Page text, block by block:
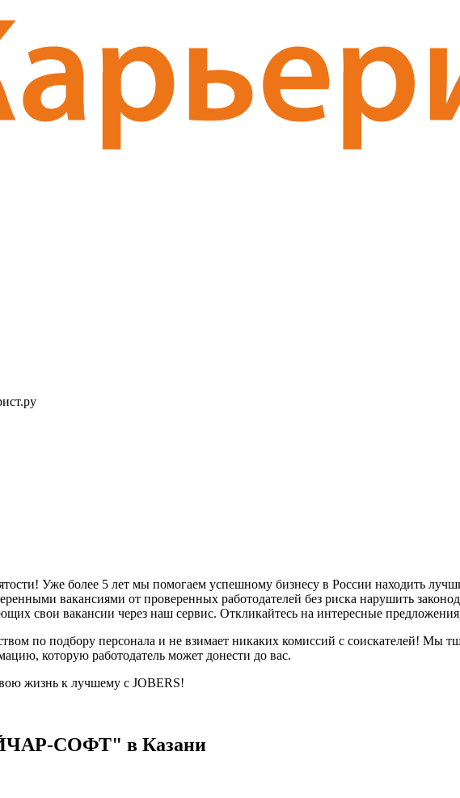
Уже более 5 лет мы помогаем успешному бизнесу в России находить
вакансиями от проверенных работодателей без риска нарушить
свои вакансии через наш сервис. Откликайтесь на интересные
по подбору персонала и не взимает никаких комиссий с соискателей! Мы
которую работодатель может донести до вас.
жизнь к лучшему с JOBERS!
СОФТ" в Казани